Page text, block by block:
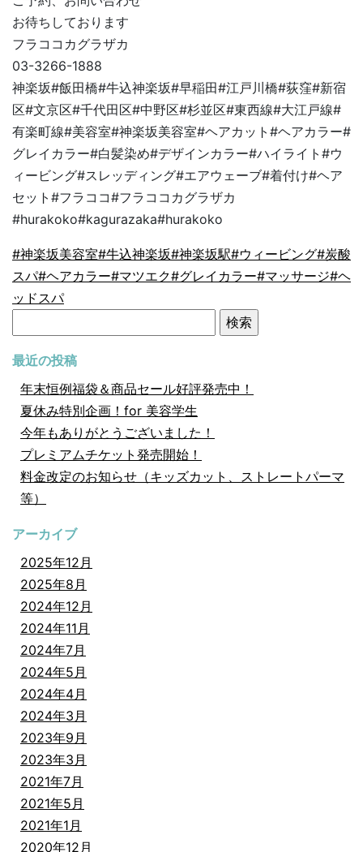
お待ちしております
フラココカグラザカ
03-3266-1888
神楽坂#飯田橋#牛込神楽坂#早稲田#江戸川橋#荻窪#新宿
区#文京区#千代田区#中野区#杉並区#東西線#大江戸線#
有楽町線#美容室#神楽坂美容室#ヘアカット #ヘアカラー#
グレイカラー#白髪染め#デザインカラー#ハイライト #ウ
ィービング#スレッディング#エアウェーブ#着付け#ヘア
セット #フラココ#フラココカグラザカ
#hurakoko#kagurazaka#hurakoko
#神楽坂美容室#牛込神楽坂#神楽坂駅#ウィービング#炭酸
スパ#ヘアカラー#マツエク#グレイカラー#マッサージ#ヘ
ッドスパ
索:
最近の投稿
年末恒例福袋＆商品セール好評発売中！
夏休み特別企画！for 美容学生
今年もありがとうございました！
プレミアムチケット発売開始！
料金改定のお知らせ（キッズカット、ストレートパーマ
等）
アーカイブ
2025年12月
2025年8月
2024年12月
2024年11月
2024年7月
2024年5月
2024年4月
2024年3月
2023年9月
2023年3月
2021年7月
2021年5月
2021年1月
2020年12月